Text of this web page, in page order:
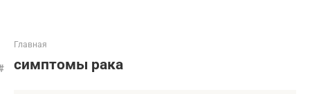
Главная
симптомы рака